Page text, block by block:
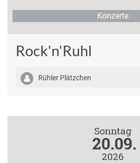
Konzerte
Rock'n'Ruhl
Rühler Plätzchen
Sonntag
20.09.
2026